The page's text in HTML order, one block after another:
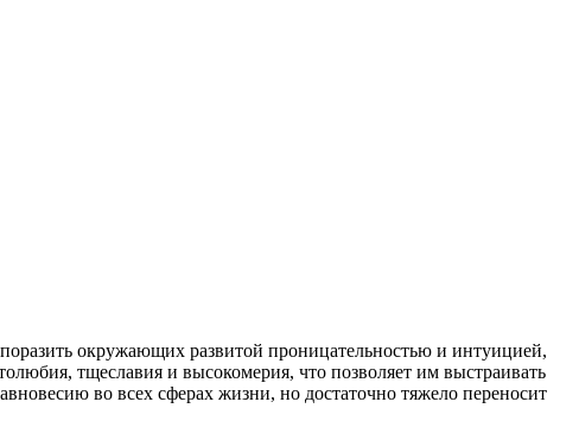
окружающих развитой проницательностью и интуицией,
тщеславия и высокомерия, что позволяет им выстраивать
во всех сферах жизни, но достаточно тяжело переносит